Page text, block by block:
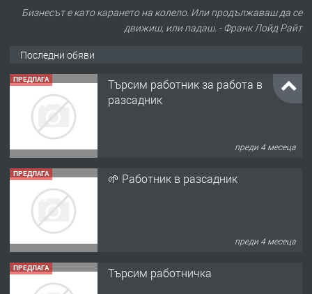
Бизнесът е като карането на колело. Или продължаваш да се
движиш, или падаш. - Франк Лойд Райт
Последни обяви
ПРЕДЛАГА
Търсим работник за работа в
разсадник
преди 4 месеца
ПРЕДЛАГА 🌱 Работник в разсадник
преди 4 месеца
ПРЕДЛАГА Търсим работничка